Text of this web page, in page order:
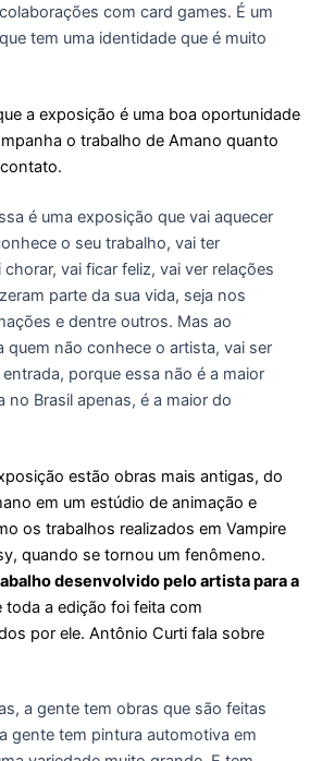
com card games. É um
tem uma identidade que é muito
a exposição é uma boa oportunidade
o trabalho de Amano quanto
é uma exposição que vai aquecer
o seu trabalho, vai ter
vai ficar feliz, vai ver relações
parte da sua vida, seja nos
e dentre outros. Mas ao
quem não conhece o artista, vai ser
porque essa não é a maior
no Brasil apenas, é a maior do
estão obras mais antigas, do
em um estúdio de animação e
os trabalhos realizados em Vampire
quando se tornou um fenômeno.
desenvolvido pelo artista para a
toda a edição foi feita com
por ele. Antônio Curti fala sobre
a gente tem obras que são feitas
gente tem pintura automotiva em